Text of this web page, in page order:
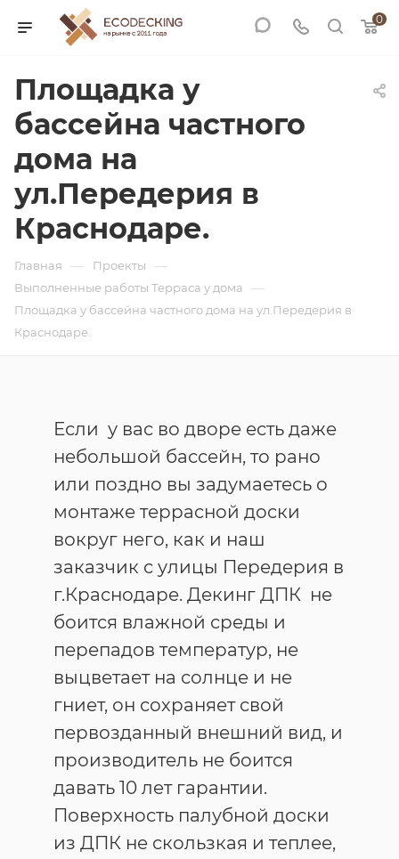
0
Площадка у
бассейна частного
дома на
ул.Передерия в
Краснодаре.
Главная — Проекты —
Выполненные работы Терраса у дома —
Площадка у бассейна частного дома на ул.Передерия в
Краснодаре.
Если у вас во дворе есть даже
небольшой бассейн, то рано
или поздно вы задумаетесь о
монтаже террасной доски
вокруг него, как и наш
заказчик с улицы Передерия в
г.Краснодаре. Декинг ДПК не
боится влажной среды и
перепадов температур, не
выцветает на солнце и не
гниет, он сохраняет свой
первозданный внешний вид, и
производитель не боится
давать 10 лет гарантии.
Поверхность палубной доски
из ДПК не скользкая и теплее,